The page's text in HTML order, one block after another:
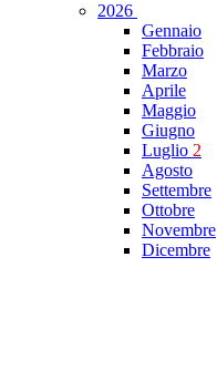
2026
Gennaio
Febbraio
Marzo
Aprile
Maggio
Giugno
Luglio 2
Agosto
Settembre
Ottobre
Novembre
Dicembre